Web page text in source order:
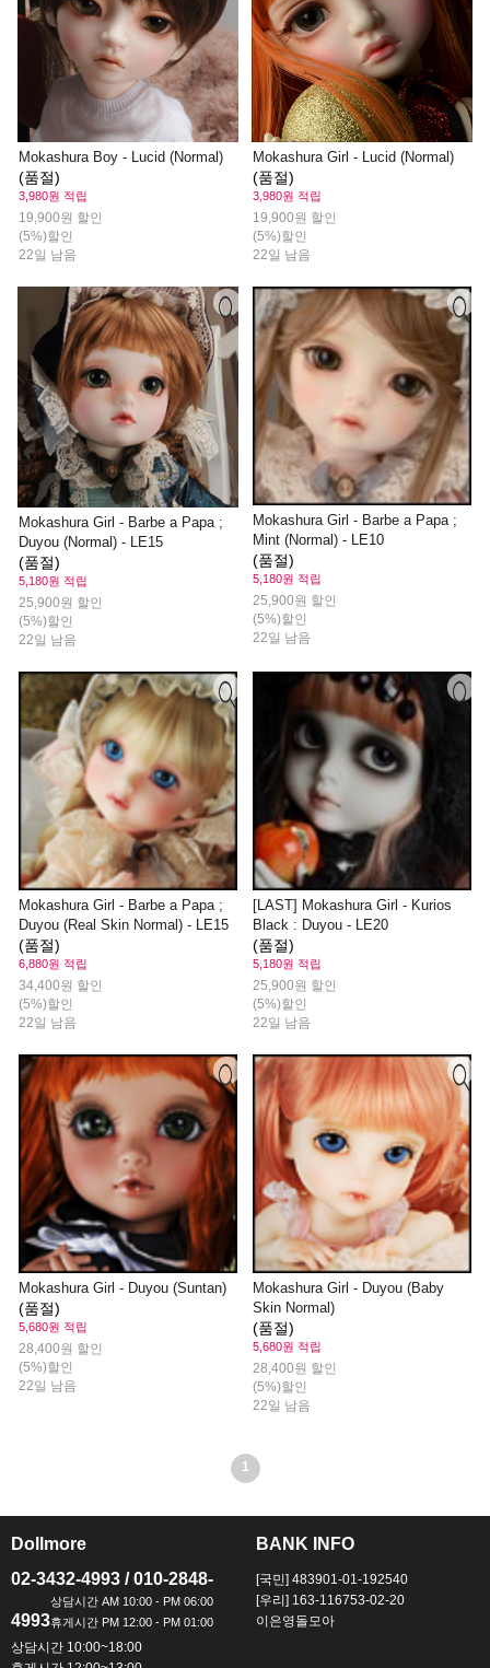
Mokashura Boy - Lucid (Normal)
(품절)
3,980원 적립
19,900원 할인
(5%)할인
22일 남음
Mokashura Girl - Lucid (Normal)
(품절)
3,980원 적립
19,900원 할인
(5%)할인
22일 남음
Mokashura Girl - Barbe a Papa ;
Duyou (Normal) - LE15
(품절)
5,180원 적립
25,900원 할인
(5%)할인
22일 남음
Mokashura Girl - Barbe a Papa ;
Mint (Normal) - LE10
(품절)
5,180원 적립
25,900원 할인
(5%)할인
22일 남음
Mokashura Girl - Barbe a Papa ;
Duyou (Real Skin Normal) - LE15
(품절)
6,880원 적립
34,400원 할인
(5%)할인
22일 남음
[LAST] Mokashura Girl - Kurios
Black : Duyou - LE20
(품절)
5,180원 적립
25,900원 할인
(5%)할인
22일 남음
Mokashura Girl - Duyou (Suntan)
(품절)
5,680원 적립
28,400원 할인
(5%)할인
22일 남음
Mokashura Girl - Duyou (Baby
Skin Normal)
(품절)
5,680원 적립
28,400원 할인
(5%)할인
22일 남음
1
Dollmore
02-3432-4993 / 010-2848-
4993
상담시간 10:00~18:00
BANK INFO
[국민] 483901-01-192540
[우리] 163-116753-02-20
이은영돌모아